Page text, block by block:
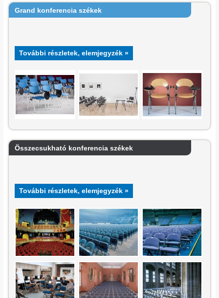
Grand konferencia székek
További részletek, elemjegyzék »
Összecsukható konferencia székek
További részletek, elemjegyzék »